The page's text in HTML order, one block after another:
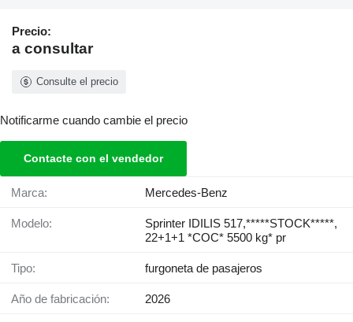
Precio:
a consultar
Consulte el precio
Notificarme cuando cambie el precio
Contacte con el vendedor
Marca: Mercedes-Benz
Modelo:
Sprinter IDILIS 517,*****STOCK*****,
22+1+1 *COC* 5500 kg* pr
Tipo: furgoneta de pasajeros
Año de fabricación: 2026